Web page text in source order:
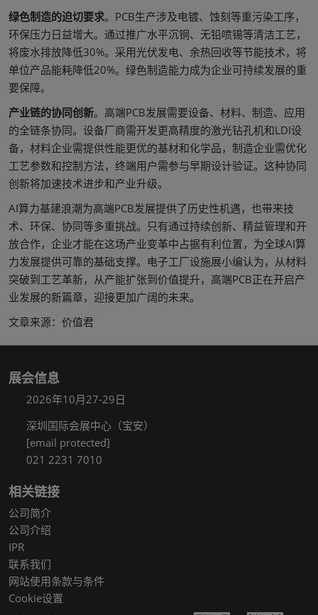
绿色制造的迫切要求。PCB生产涉及电镀、蚀刻等重污染工序，
环保压力日益增大。通过推广水平沉铜、无铅喷锡等清洁工艺，
将废水排放降低30%。采用光伏发电、余热回收等节能技术，将
单位产品能耗降低20%。绿色制造能力成为企业可持续发展的重
要保障。
产业链的协同创新。高端PCB发展需要设备、材料、制造、应用
的全链条协同。设备厂商需开发更高精度的激光钻孔机和LDI设
备，材料企业需提供性能更优的基材和化学品，制造企业需优化
工艺参数和控制方法，终端用户需参与早期设计验证。这种协同
创新将加速技术进步和产业升级。
AI算力基建浪潮为高端PCB发展提供了历史性机遇，也带来技
术、环保、协同等多重挑战。只有通过持续创新、精益管理和开
放合作，企业才能在这场产业变革中占据有利位置，为全球AI算
力发展提供可靠的基础支撑。电子工厂设施展小编认为，从材料
突破到工艺革新，从产能扩张到价值提升，高端PCB正在开启产
业发展的新篇章，迎接更加广阔的未来。
文章来源：价值君
展会信息
2026年10月27-29日
深圳国际会展中心（宝安）
[email protected]
021 2231 7010
相关链接
公司简介
公司介绍
IPR
联系我们
网站使用条款与条件
Cookie设置